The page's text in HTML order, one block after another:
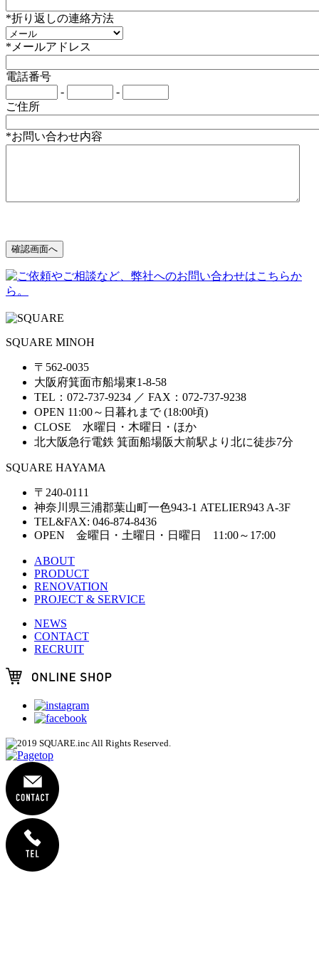
*折り返しの連絡方法
*メールアドレス
電話番号
-
-
ご住所
*お問い合わせ内容
SQUARE MINOH
〒562-0035
大阪府箕面市船場東1-8-58
TEL：072-737-9234 ／ FAX：072-737-9238
OPEN 11:00～日暮れまで (18:00頃)
CLOSE 水曜日・木曜日・ほか
北大阪急行電鉄 箕面船場阪大前駅より北に徒歩7分
SQUARE HAYAMA
〒240-0111
神奈川県三浦郡葉山町一色943-1 ATELIER943 A-3F
TEL&FAX: 046-874-8436
OPEN 金曜日・土曜日・日曜日 11:00～17:00
ABOUT
PRODUCT
RENOVATION
PROJECT & SERVICE
NEWS
CONTACT
RECRUIT